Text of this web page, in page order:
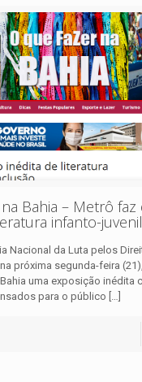
Bahia – Metrô faz
infanto-
Nacional da Luta pelos
próxima segunda-feira
uma exposição inédita
para o público […]